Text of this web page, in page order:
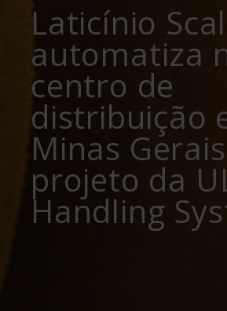
Laticínio
automatiza
centro de
distribuição
Minas
projeto da
Handling